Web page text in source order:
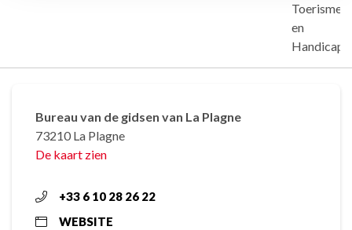
Toerisme
en
Handicap
Bureau van de gidsen van La Plagne
73210 La Plagne
De kaart zien
+33 6 10 28 26 22
WEBSITE